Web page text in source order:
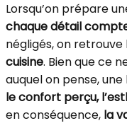
Lorsqu’on prépare
chaque détail
négligés, on retrouve
cuisine. Bien que ce
auquel on pense,
le confort perçu,
en conséquence, la